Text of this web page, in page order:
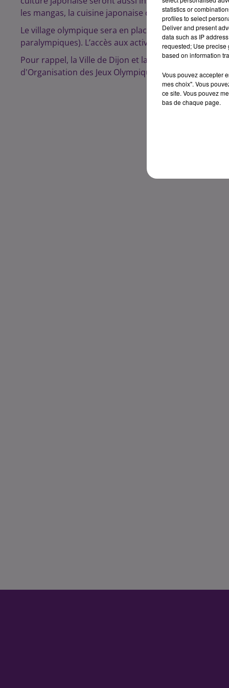
les mangas, la cuisine japonaise ou encore les arts
Le village olympique sera en place du 23 juillet au 8
paralympiques). L’accès aux activités sera libre de
Pour rappel, la Ville de Dijon et la métropole possède
d'Organisation des Jeux Olympiques.
statistics or
profiles to select
Deliver and present
data such as IP
requested; Use precise
based on information
Vous pouvez accepter
mes choix". Vous
ce site. Vous pouvez
bas de chaque page.